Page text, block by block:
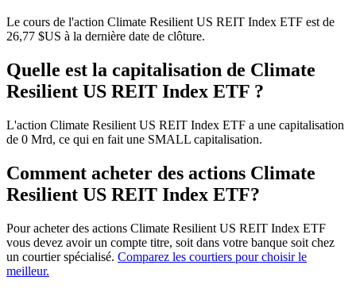
Le cours de l'action Climate Resilient US REIT Index ETF est de
26,77 $US à la dernière date de clôture.
Quelle est la capitalisation de Climate
Resilient US REIT Index ETF ?
L'action Climate Resilient US REIT Index ETF a une capitalisation
de 0 Mrd, ce qui en fait une SMALL capitalisation.
Comment acheter des actions Climate
Resilient US REIT Index ETF?
Pour acheter des actions Climate Resilient US REIT Index ETF
vous devez avoir un compte titre, soit dans votre banque soit chez
un courtier spécialisé. Comparez les courtiers pour choisir le
meilleur.